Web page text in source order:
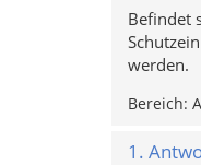
Befindet
werden.
Bereich:
1.